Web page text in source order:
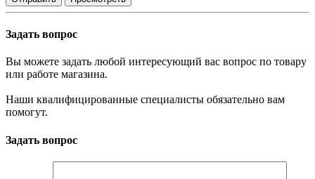
Задать вопрос
Вы можете задать любой интересующий вас вопрос по товару
или работе магазина.
Наши квалифицированные специалисты обязательно вам
помогут.
Задать вопрос